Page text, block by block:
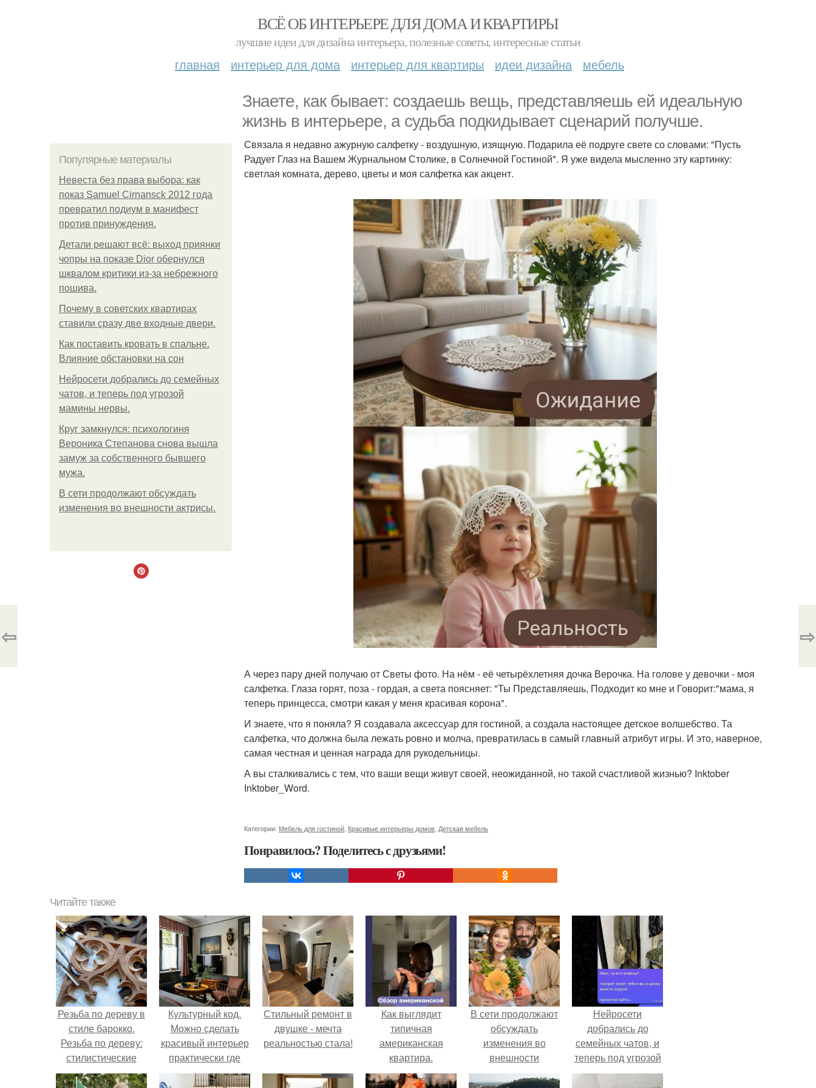
ВСЁ ОБ ИНТЕРЬЕРЕ ДЛЯ ДОМА И КВАРТИРЫ
лучшие идеи для дизайна интерьера, полезные советы, интересные статьи
главная интерьер для дома интерьер для квартиры идеи дизайна мебель
Знаете, как бывает: создаешь вещь, представляешь ей идеальную
жизнь в интерьере, а судьба подкидывает сценарий получше.
Популярные материалы
Невеста без права выбора: как
показ Samuel Cirnansck 2012 года
превратил подиум в манифест
против принуждения.
Детали решают всё: выход приянки
чопры на показе Dior обернулся
шквалом критики из-за небрежного
пошива.
Почему в советских квартирах
ставили сразу две входные двери.
Как поставить кровать в спальне.
Влияние обстановки на сон
Нейросети добрались до семейных
чатов, и теперь под угрозой
мамины нервы.
Круг замкнулся: психологиня
Вероника Степанова снова вышла
замуж за собственного бывшего
мужа.
В сети продолжают обсуждать
изменения во внешности актрисы.
Связала я недавно ажурную салфетку - воздушную, изящную. Подарила её подруге свете со словами: "Пусть
Радует Глаз на Вашем Журнальном Столике, в Солнечной Гостиной". Я уже видела мысленно эту картинку:
светлая комната, дерево, цветы и моя салфетка как акцент.
А через пару дней получаю от Светы фото. На нём - её четырёхлетняя дочка Верочка. На голове у девочки - моя
салфетка. Глаза горят, поза - гордая, а света поясняет: "Ты Представляешь, Подходит ко мне и Говорит:"мама, я
теперь принцесса, смотри какая у меня красивая корона".
И знаете, что я поняла? Я создавала аксессуар для гостиной, а создала настоящее детское волшебство. Та
салфетка, что должна была лежать ровно и молча, превратилась в самый главный атрибут игры. И это, наверное,
самая честная и ценная награда для рукодельницы.
А вы сталкивались с тем, что ваши вещи живут своей, неожиданной, но такой счастливой жизнью? Inktober
Inktober_Word.
Категории: Мебель для гостиной Красивые интерьеры домов Детская мебель
Понравилось? Поделитесь с друзьями!
⇦ ⇨
Читайте также
Резьба по дереву в
стиле барокко.
Резьба по дереву:
стилистические
направления и
Культурный код.
Можно сделать
красивый интерьер
практически где
угодно.
Стильный ремонт в
двушке - мечта
реальностью стала!
Как выглядит
типичная
американская
квартира.
В сети продолжают
обсуждать
изменения во
внешности
актрисы.
Нейросети
добрались до
семейных чатов, и
теперь под угрозой
мамины нервы.